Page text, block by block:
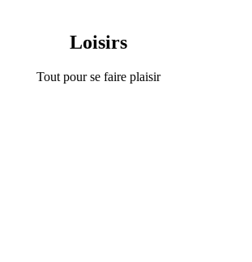
Loisirs
Tout pour se faire plaisir